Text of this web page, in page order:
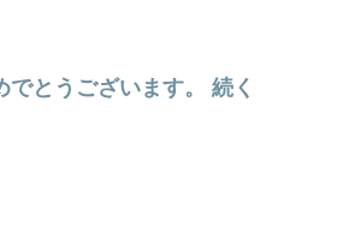
とうございます。 続く